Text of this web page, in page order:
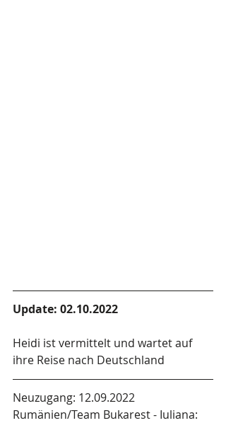
Update: 02.10.2022
Heidi ist vermittelt und wartet auf
ihre Reise nach Deutschland
Neuzugang: 12.09.2022
Rumänien/Team Bukarest - Iuliana: